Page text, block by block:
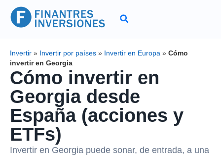
Invertir » Invertir por países » Invertir en Europa » Cómo
invertir en Georgia
Cómo invertir en
Georgia desde
España (acciones y
ETFs)
Invertir en Georgia puede sonar, de entrada, a una